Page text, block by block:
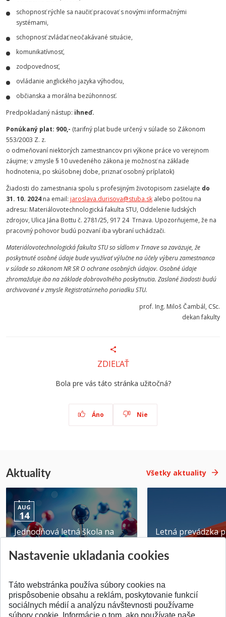
schopnosť rýchle sa naučiť pracovať s novými informačnými
systémami,
schopnosť zvládať neočakávané situácie,
komunikatívnosť,
zodpovednosť,
ovládanie anglického jazyka výhodou,
občianska a morálna bezúhonnosť.
Predpokladaný nástup: ihneď.
Ponúkaný plat: 900,- (tarifný plat bude určený v súlade so Zákonom
553/2003 Z. z.
o odmeňovaní niektorých zamestnancov pri výkone práce vo verejnom
záujme; v zmysle § 10 uvedeného zákona je možnosť na základe
hodnotenia, po skúšobnej dobe, priznať osobný príplatok)
Žiadosti do zamestnania spolu s profesijným životopisom zasielajte do
31. 10. 2024 na email: jaroslava.durisova@stuba.sk alebo poštou na
adresu: Materiálovotechnologická fakulta STU, Oddelenie ľudských
zdrojov, Ulica Jána Bottu č. 2781/25, 917 24 Trnava. Upozorňujeme, že na
pracovný pohovor budú pozvaní iba vybraní uchádzači.
Materiálovotechnologická fakulta STU so sídlom v Trnave sa zaväzuje, že
poskytnuté osobné údaje bude využívať výlučne na účely výberu zamestnanca
v súlade so zákonom NR SR O ochrane osobných údajov. Osobné údaje
zhromažďuje iba na základe dobrovoľného poskytnutia. Zaslané žiadosti budú
archivované v zmysle Registratúrneho poriadku STU.
prof. Ing. Miloš Čambál, CSc.
dekan fakulty
ZDIEĽAŤ
Bola pre vás táto stránka užitočná?
Áno Nie
Aktuality Všetky aktuality
AUG
14
Jednodňová letná škola na
Pridané 28.07.2026
Letná prevádzka
Pridané 23.06.2026
Nastavenie ukladania cookies
Táto webstránka používa súbory cookies na
prispôsobenie obsahu a reklám, poskytovanie funkcií
sociálnych médií a analýzu návštevnosti používame
súbory cookie. Informácie o tom, ako používate naše